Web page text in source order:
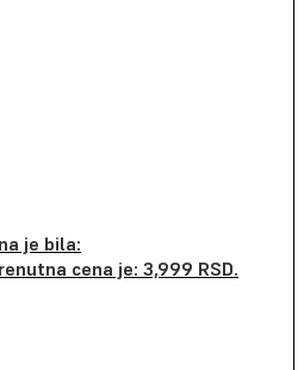
je bila:
cena je: 3,999 RSD.